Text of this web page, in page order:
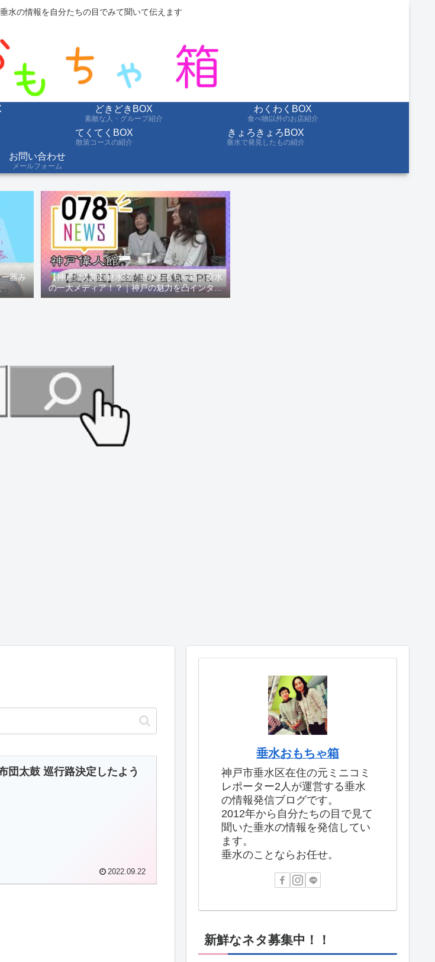
水の情報を自分たちの目でみて聞いて伝えます
どきどきBOX
素敵な人・グループ紹介
わくわくBOX
食べ物以外のお店紹介
てくてくBOX
散策コースの紹介
きょろきょろBOX
垂水で発見したもの紹介
お問い合わせ
メールフォーム
器み
【神戸偉人館】垂水区「垂水おもちゃ箱」垂水
の一大メディア！？｜神戸の魅力を凸インタビ
ュー！！【078NEWS( 078ニュース)】
団太鼓 巡行路決定したよう
2022.09.22
垂水おもちゃ箱
神戸市垂水区在住の元ミニコミ
レポーター2人が運営する垂水
の情報発信ブログです。
2012年から自分たちの目で見て
聞いた垂水の情報を発信してい
ます。
垂水のことならお任せ。
新鮮なネタ募集中！！